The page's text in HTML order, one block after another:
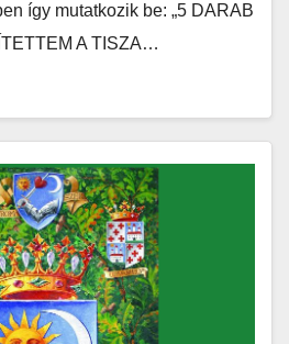
így mutatkozik be: „5 DARAB
A TISZA…